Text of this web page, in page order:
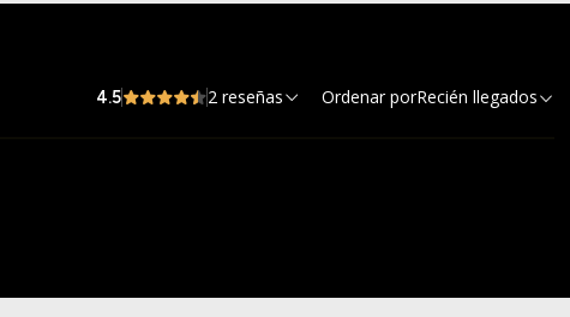
4.5 2 reseñas Ordenar porRecién llegados